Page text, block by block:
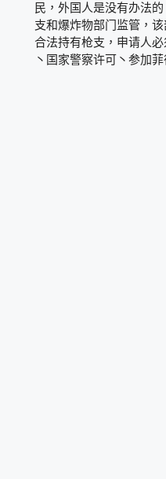
民，外国人是没有办法
支和爆炸物部门监管，
合法持有枪支，申请人
丶国家警察许可丶参加